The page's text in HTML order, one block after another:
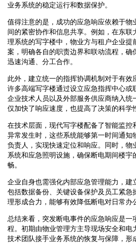
业务系统的稳定运行和数据保护。
值得注意的是，成功的应急响应依赖于物
间的紧密协作和信息共享。例如，在东联
理系统的写字楼中，物业方与租户企业提
案，明确各自的职责边界和联动流程，确
迅速沟通、分工合作。
此外，建立统一的指挥协调机制对于有效
许多高端写字楼通过设立应急指挥中心或
企业技术人员以及外部服务供应商纳入统
仅加快了响应速度，也提高了决策的科学
在技术层面，现代写字楼配备了智能监控
异常发生时，这些系统能够第一时间通知
负责人，实现快速定位和响应。同时，物
系统和应急照明设施，确保断电期间楼宇
畅。
企业自身也需强化内部应急管理能力，建
包括数据备份、关键设备保护及员工紧急
理形成合力，能够有效降低断电对日常办
总结来看，突发断电事件的应急响应是一
程。初期由物业管理方主导现场安全和电
技术团队接手业务系统的恢复与保障，形